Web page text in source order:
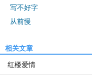
写不好字
从前慢
相关文章
红楼爱情